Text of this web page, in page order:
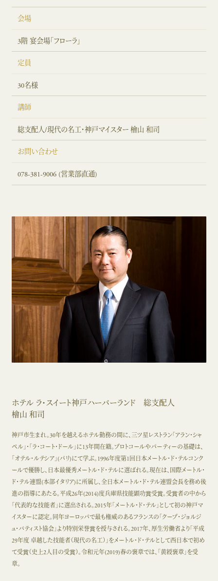
会場
3階 宴会場「フローラ」
定員
30名様
講師
総支配人/現代の名工・神戸マイスター 檜山 和司
お問い合わせ
078-381-9006(営業部直通)
ホテル ラ・スイート神戸ハーバーランド 総支配人
檜山 和司
神戸市生まれ。30年を越えるホテル勤務の間に、三ツ星レストラン「アラン・シャ
ペル」・「ラ・コート・ドール」に13年間在籍。プロトコールやパーティーの基礎は、
「オテル・ルテシア」(パリ)にて学ぶ。1996年度第1回日本メートル・ド・テルコンク
ールで優勝し、日本最優秀メートル・ド・テルに選ばれる。現在は、国際メートル・
ド・テル連盟(本部イタリア)に所属し、全日本メートル・ド・テル連盟会長を務め後
進の指導にあたる。平成26年(2014)度兵庫県技能顕功賞受賞。受賞者の中から
「代表的な技能者」に選出される。2015年「メートル・ド・テル」として初の神戸マ
イスターに認定。同年ヨーロッパで最も権威のあるフランスの「クープ・ジョルジ
ュ・バティスト協会」より特別栄誉賞を授与される。2017年、厚生労働省より「平成
29年度 卓越した技能者（現代の名工）」をメートル・ド・テルとして西日本で初め
て受賞（史上2人目の受賞）。令和元年(2019)春の褒章では、「黄綬褒章」を受
章。